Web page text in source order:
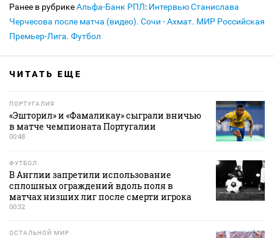
Ранее в рубрикеАльфа-Банк РПЛ: Интервью Станислава
Черчесова после матча (видео). Сочи - Ахмат. МИР Российская
Премьер-Лига. Футбол
ЧИТАТЬ ЕЩЕ
ПОРТУГАЛИЯ
«Эшторил» и «Фамаликау» сыграли вничью
в матче чемпионата Португалии
00:48
ФУТБОЛ
В Англии запретили использование
сплошных ограждений вдоль поля в
матчах низших лиг после смерти игрока
00:32
ОСТАЛЬНОЙ МИР